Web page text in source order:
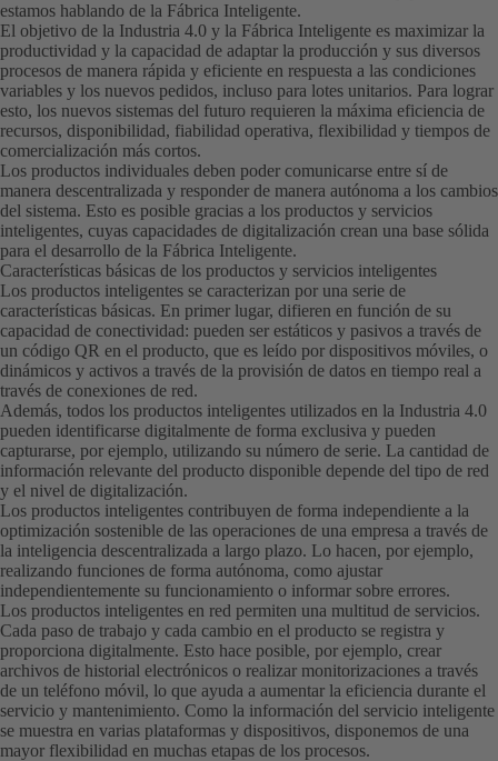
estamos hablando de la Fábrica Inteligente.
El objetivo de la Industria 4.0 y la Fábrica Inteligente es maximizar la
productividad y la capacidad de adaptar la producción y sus diversos
procesos de manera rápida y eficiente en respuesta a las condiciones
variables y los nuevos pedidos, incluso para lotes unitarios. Para lograr
esto, los nuevos sistemas del futuro requieren la máxima eficiencia de
recursos, disponibilidad, fiabilidad operativa, flexibilidad y tiempos de
comercialización más cortos.
Los productos individuales deben poder comunicarse entre sí de
manera descentralizada y responder de manera autónoma a los cambios
del sistema. Esto es posible gracias a los productos y servicios
inteligentes, cuyas capacidades de digitalización crean una base sólida
para el desarrollo de la Fábrica Inteligente.
Características básicas de los productos y servicios inteligentes
Los productos inteligentes se caracterizan por una serie de
características básicas. En primer lugar, difieren en función de su
capacidad de conectividad: pueden ser estáticos y pasivos a través de
un código QR en el producto, que es leído por dispositivos móviles, o
dinámicos y activos a través de la provisión de datos en tiempo real a
través de conexiones de red.
Además, todos los productos inteligentes utilizados en la Industria 4.0
pueden identificarse digitalmente de forma exclusiva y pueden
capturarse, por ejemplo, utilizando su número de serie. La cantidad de
información relevante del producto disponible depende del tipo de red
y el nivel de digitalización.
Los productos inteligentes contribuyen de forma independiente a la
optimización sostenible de las operaciones de una empresa a través de
la inteligencia descentralizada a largo plazo. Lo hacen, por ejemplo,
realizando funciones de forma autónoma, como ajustar
independientemente su funcionamiento o informar sobre errores.
Los productos inteligentes en red permiten una multitud de servicios.
Cada paso de trabajo y cada cambio en el producto se registra y
proporciona digitalmente. Esto hace posible, por ejemplo, crear
archivos de historial electrónicos o realizar monitorizaciones a través
de un teléfono móvil, lo que ayuda a aumentar la eficiencia durante el
servicio y mantenimiento. Como la información del servicio inteligente
se muestra en varias plataformas y dispositivos, disponemos de una
mayor flexibilidad en muchas etapas de los procesos.